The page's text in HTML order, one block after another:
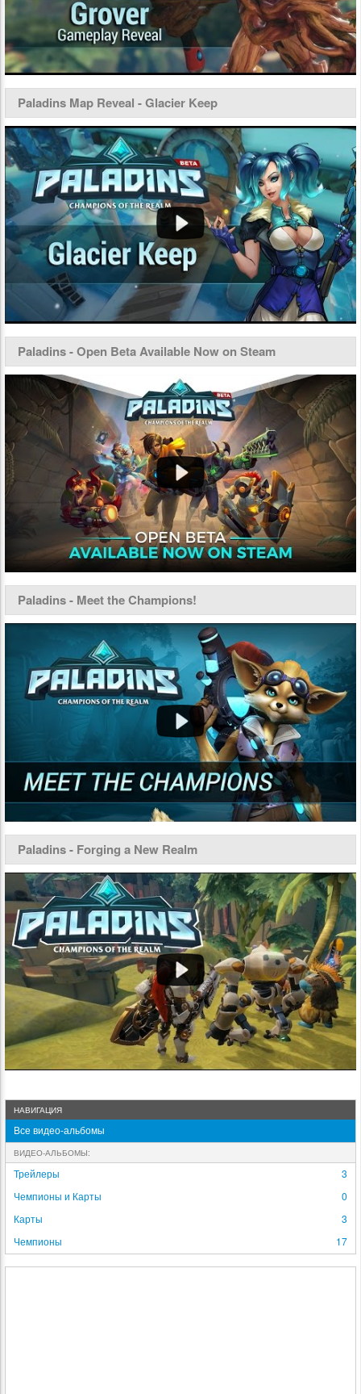
Paladins Map Reveal - Glacier Keep
Paladins - Open Beta Available Now on Steam
Paladins - Meet the Champions!
Paladins - Forging a New Realm
НАВИГАЦИЯ
Все видео-альбомы
ВИДЕО-АЛЬБОМЫ:
3
Трейлеры
0
Чемпионы и Карты
3
Карты
17
Чемпионы